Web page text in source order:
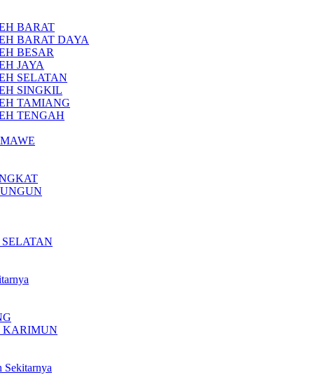
BARAT
BARAT DAYA
BESAR
JAYA
SELATAN
SINGKIL
TAMIANG
TENGAH
KARIMUN